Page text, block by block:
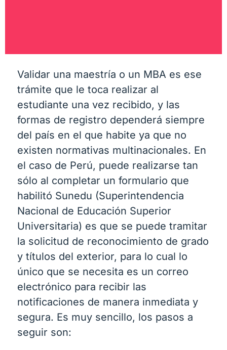
Validar una maestría o un MBA es ese
trámite que le toca realizar al
estudiante una vez recibido, y las
formas de registro dependerá siempre
del país en el que habite ya que no
existen normativas multinacionales. En
el caso de Perú, puede realizarse tan
sólo al completar un formulario que
habilitó Sunedu (Superintendencia
Nacional de Educación Superior
Universitaria) es que se puede tramitar
la solicitud de reconocimiento de grado
y títulos del exterior, para lo cual lo
único que se necesita es un correo
electrónico para recibir las
notificaciones de manera inmediata y
segura. Es muy sencillo, los pasos a
seguir son: